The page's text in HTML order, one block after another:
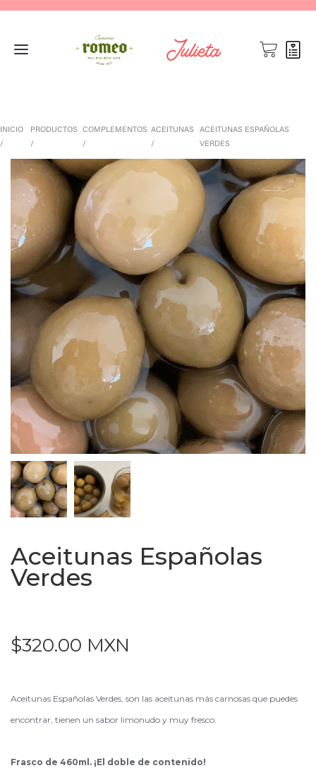
INICIO PRODUCTOS COMPLEMENTOS ACEITUNAS
ACEITUNAS ESPAÑOLAS
VERDES
Aceitunas Españolas
Verdes
$320.00 MXN
Aceitunas Españolas Verdes, son las aceitunas más carnosas que puedes
encontrar, tienen un sabor limonudo y muy fresco.
Frasco de 460ml. ¡El doble de contenido!